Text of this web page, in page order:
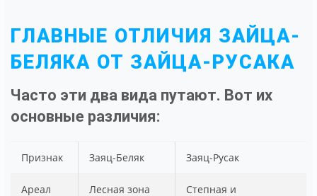
ГЛАВНЫЕ ОТЛИЧИЯ ЗАЙЦА-
БЕЛЯКА ОТ ЗАЙЦА-РУСАКА
Часто эти два вида путают. Вот их
основные различия:
Признак Заяц-Беляк Заяц-Русак
Ареал Лесная зона Степная и